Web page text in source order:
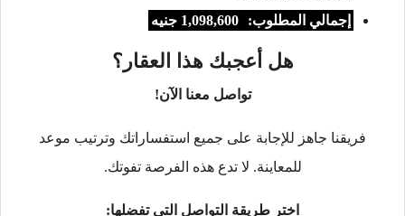
إجمالي المطلوب:
1,098,600 جنيه
هل أعجبك هذا العقار؟
تواصل معنا الآن!
فريقنا جاهز للإجابة على جميع استفساراتك وترتيب موعد
للمعاينة. لا تدع هذه الفرصة تفوتك.
اختر طريقة التواصل التي تفضلها: